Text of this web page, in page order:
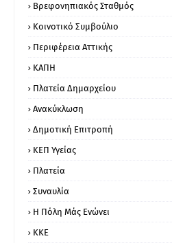
Βρεφονηπιακός Σταθμός
Κοινοτικό Συμβούλιο
Περιφέρεια Αττικής
ΚΑΠΗ
Πλατεία Δημαρχείου
Ανακύκλωση
Δημοτική Επιτροπή
ΚΕΠ Υγείας
Πλατεία
Συναυλία
Η Πόλη Μάς Ενώνει
ΚΚΕ